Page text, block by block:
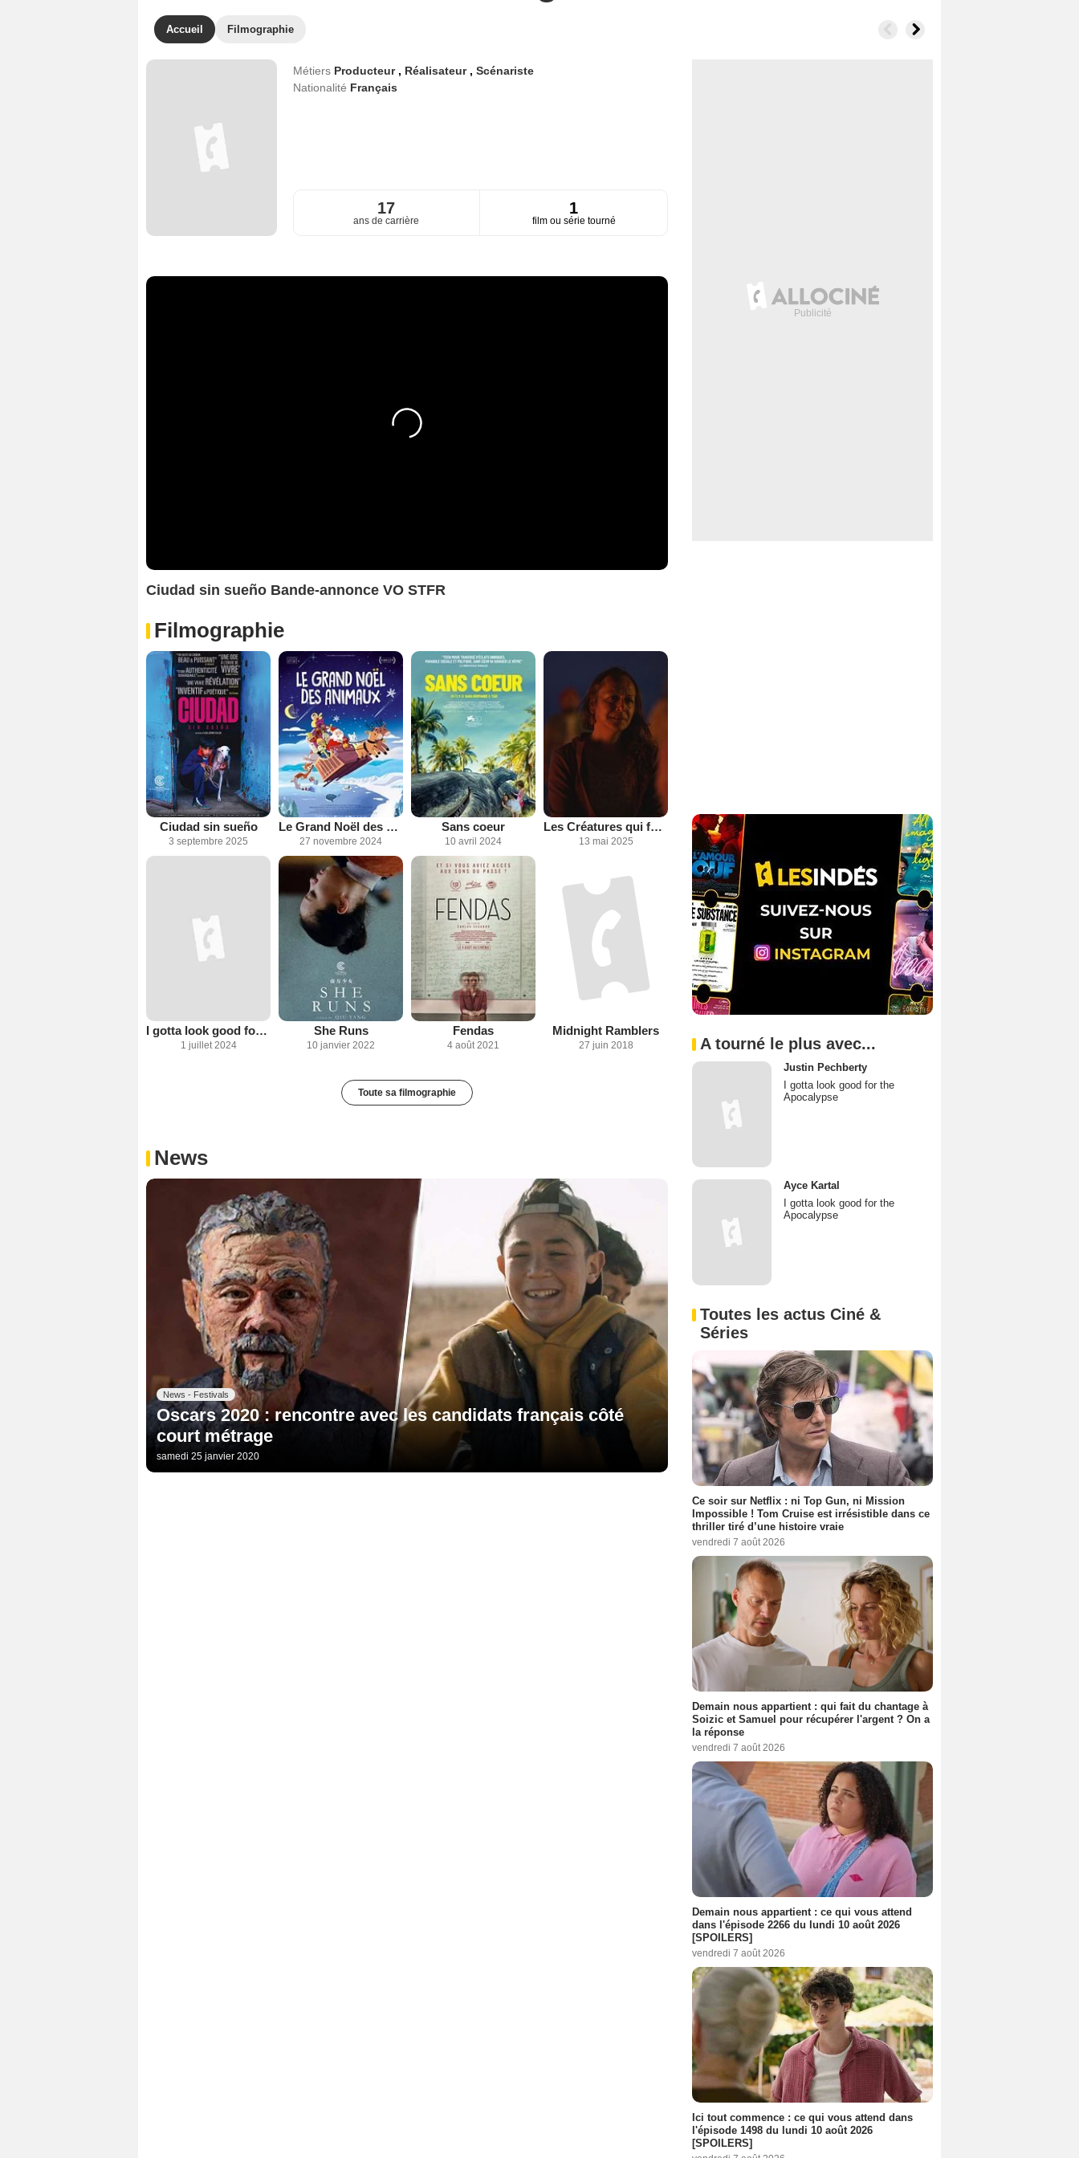
Accueil Filmographie
Métiers Producteur , Réalisateur , Scénariste
Nationalité Français
17
ans de carrière
1
film ou série tourné
Ciudad sin sueño Bande-annonce VO STFR
Filmographie
Ciudad sin sueño
3 septembre 2025
Le Grand Noël des animaux
27 novembre 2024
Sans coeur
10 avril 2024
Les Créatures qui fondent au soleil
13 mai 2025
I gotta look good for the Apocalypse
1 juillet 2024
She Runs
10 janvier 2022
Fendas
4 août 2021
Midnight Ramblers
27 juin 2018
Toute sa filmographie
News
News - Festivals
Oscars 2020 : rencontre avec les candidats français côté
court métrage
samedi 25 janvier 2020
A tourné le plus avec...
Justin Pechberty
I gotta look good for the
Apocalypse
Ayce Kartal
I gotta look good for the
Apocalypse
Toutes les actus Ciné &
Séries
Ce soir sur Netflix : ni Top Gun, ni Mission
Impossible ! Tom Cruise est irrésistible dans ce
thriller tiré d’une histoire vraie
vendredi 7 août 2026
Demain nous appartient : qui fait du chantage à
Soizic et Samuel pour récupérer l'argent ? On a
la réponse
vendredi 7 août 2026
Demain nous appartient : ce qui vous attend
dans l'épisode 2266 du lundi 10 août 2026
[SPOILERS]
vendredi 7 août 2026
Ici tout commence : ce qui vous attend dans
l'épisode 1498 du lundi 10 août 2026
[SPOILERS]